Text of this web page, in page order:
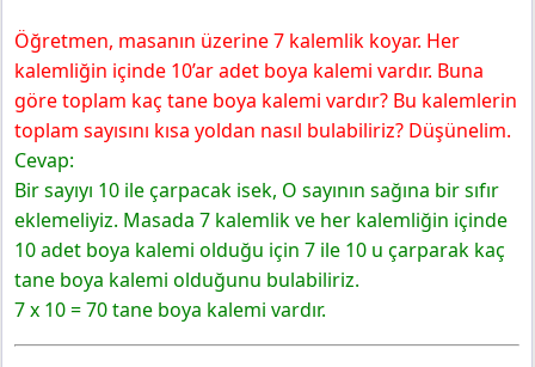
Öğretmen, masanın üzerine 7 kalemlik koyar. Her
kalemliğin içinde 10’ar adet boya kalemi vardır. Buna
göre toplam kaç tane boya kalemi vardır? Bu kalemlerin
toplam sayısını kısa yoldan nasıl bulabiliriz? Düşünelim.
Cevap:
Bir sayıyı 10 ile çarpacak isek, O sayının sağına bir sıfır
eklemeliyiz. Masada 7 kalemlik ve her kalemliğin içinde
10 adet boya kalemi olduğu için 7 ile 10 u çarparak kaç
tane boya kalemi olduğunu bulabiliriz.
7 x 10 = 70 tane boya kalemi vardır.